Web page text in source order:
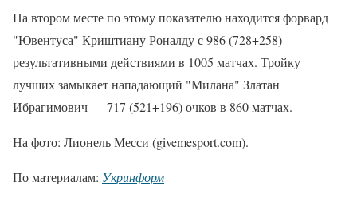
На втором месте по этому показателю находится форвард
"Ювентуса" Криштиану Роналду с 986 (728+258)
результативными действиями в 1005 матчах. Тройку
лучших замыкает нападающий "Милана" Златан
Ибрагимович — 717 (521+196) очков в 860 матчах.
На фото: Лионель Месси (givemesport.com).
По материалам: Укринформ